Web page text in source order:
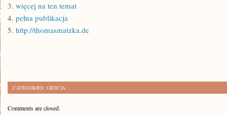
3. więcej na ten temat
4. pełna publikacja
5. http://thomasmatzka.de
CATEGORIES: GRECJA
Comments are closed.